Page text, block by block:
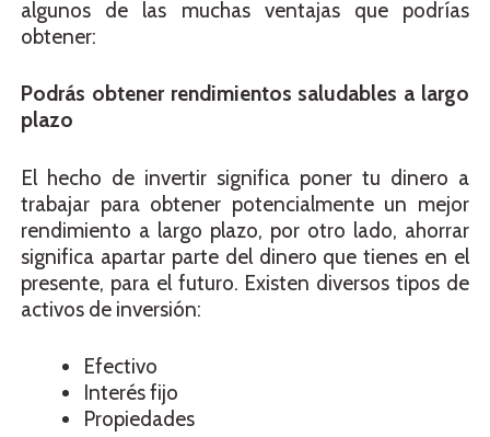
algunos de las muchas ventajas que podrías
obtener:
Podrás obtener rendimientos saludables a largo
plazo
El hecho de invertir significa poner tu dinero a
trabajar para obtener potencialmente un mejor
rendimiento a largo plazo, por otro lado, ahorrar
significa apartar parte del dinero que tienes en el
presente, para el futuro. Existen diversos tipos de
activos de inversión:
Efectivo
Interés fijo
Propiedades